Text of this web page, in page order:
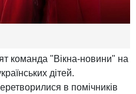
команда "Вікна-новини" на
дітей.
в помічників